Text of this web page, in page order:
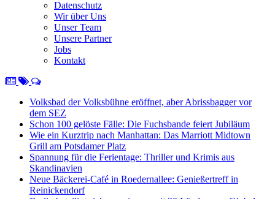
Datenschutz
Wir über Uns
Unser Team
Unsere Partner
Jobs
Kontakt
Volksbad der Volksbühne eröffnet, aber Abrissbagger vor
dem SEZ
Schon 100 gelöste Fälle: Die Fuchsbande feiert Jubiläum
Wie ein Kurztrip nach Manhattan: Das Marriott Midtown
Grill am Potsdamer Platz
Spannung für die Ferientage: Thriller und Krimis aus
Skandinavien
Neue Bäckerei-Café in Roedernallee: Genießertreff in
Reinickendorf